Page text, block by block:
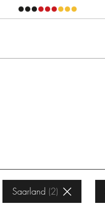
Saarland 2